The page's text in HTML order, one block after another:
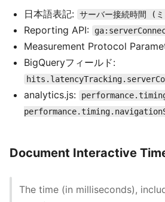
日本語表記: サーバー接続時間 (
Reporting API:
Measurement Protocol
BigQueryフィールド:
analytics.js:
Document Interactive
The time (in milliseconds),